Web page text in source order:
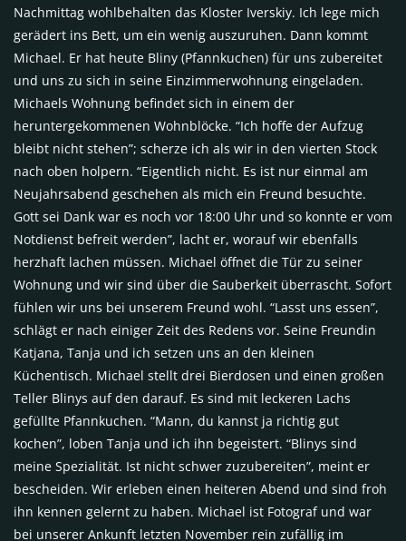
Nachmittag wohlbehalten das Kloster Iverskiy. Ich lege mich
gerädert ins Bett, um ein wenig auszuruhen. Dann kommt
Michael. Er hat heute Bliny (Pfannkuchen) für uns zubereitet
und uns zu sich in seine Einzimmerwohnung eingeladen.
Michaels Wohnung befindet sich in einem der
heruntergekommenen Wohnblöcke. “Ich hoffe der Aufzug
bleibt nicht stehen”; scherze ich als wir in den vierten Stock
nach oben holpern. “Eigentlich nicht. Es ist nur einmal am
Neujahrsabend geschehen als mich ein Freund besuchte.
Gott sei Dank war es noch vor 18:00 Uhr und so konnte er vom
Notdienst befreit werden”, lacht er, worauf wir ebenfalls
herzhaft lachen müssen. Michael öffnet die Tür zu seiner
Wohnung und wir sind über die Sauberkeit überrascht. Sofort
fühlen wir uns bei unserem Freund wohl. “Lasst uns essen”,
schlägt er nach einiger Zeit des Redens vor. Seine Freundin
Katjana, Tanja und ich setzen uns an den kleinen
Küchentisch. Michael stellt drei Bierdosen und einen großen
Teller Blinys auf den darauf. Es sind mit leckeren Lachs
gefüllte Pfannkuchen. “Mann, du kannst ja richtig gut
kochen”, loben Tanja und ich ihn begeistert. “Blinys sind
meine Spezialität. Ist nicht schwer zuzubereiten”, meint er
bescheiden. Wir erleben einen heiteren Abend und sind froh
ihn kennen gelernt zu haben. Michael ist Fotograf und war
bei unserer Ankunft letzten November rein zufällig im